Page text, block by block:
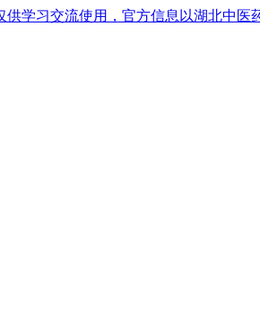
学习交流使用，官方信息以湖北中医